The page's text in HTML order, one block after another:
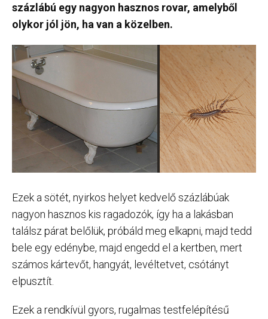
százlábú egy nagyon hasznos rovar, amelyből
olykor jól jön, ha van a közelben.
Ezek a sötét, nyirkos helyet kedvelő százlábúak
nagyon hasznos kis ragadozók, így ha a lakásban
találsz párat belőlük, próbáld meg elkapni, majd tedd
bele egy edénybe, majd engedd el a kertben, mert
számos kártevőt, hangyát, levéltetvet, csótányt
elpusztít.
Ezek a rendkívül gyors, rugalmas testfelépítésű